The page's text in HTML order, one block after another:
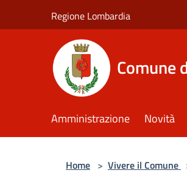
Regione Lombardia
Comune
Amministrazione Novità
Home > Vivere il Comune